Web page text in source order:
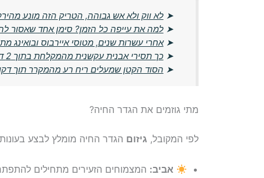
➤לא ווק ולא אש גבוהה, הטריק הזה מונע
➤למה את עייפה כל הזמן? סימן אחד שאסור
➤אחרי עשרות שנים, מטוסי איירבוס ובואינג
➤כך תסירי אבנית עקשנית מהמקלחת בתוך 2 דקות – בלי חומרים יקרים
➤ הסוד הקטן שמעלים ריח רע מהמקרר תוך
מתי גוזמים את הגדר החיה?
לפי המקובל, גיזום הגדר החיה מומלץ לבצע
אביב: המצמוחים הזעירים מתחילים